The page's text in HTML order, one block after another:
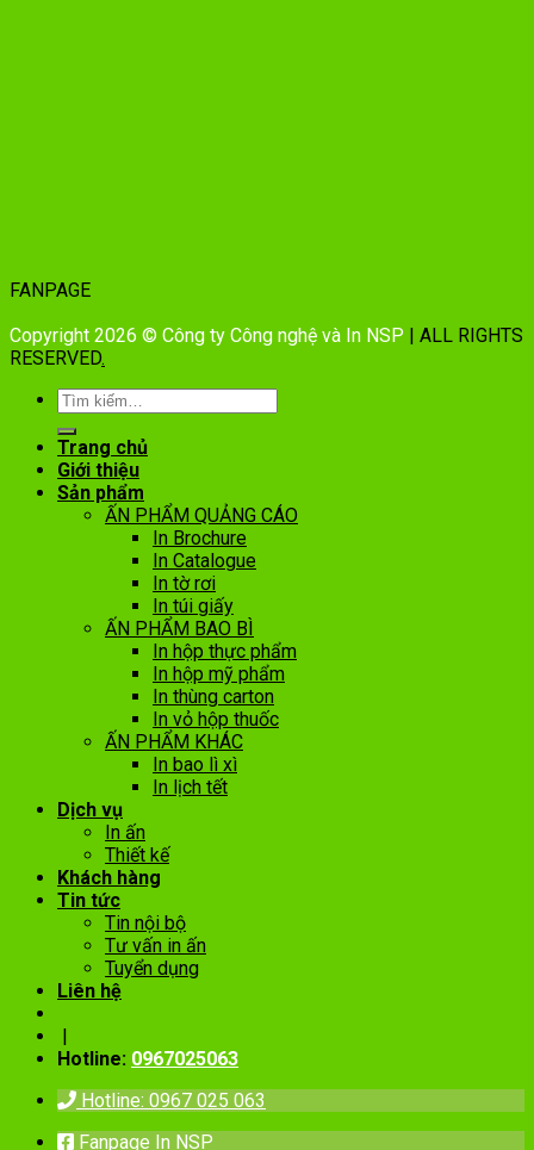
FANPAGE
Copyright 2026 © Công ty Công nghệ và In NSP | ALL RIGHTS
RESERVED.
Trang chủ
Giới thiệu
Sản phẩm
ẤN PHẨM QUẢNG CÁO
In Brochure
In Catalogue
In tờ rơi
In túi giấy
ẤN PHẨM BAO BÌ
In hộp thực phẩm
In hộp mỹ phẩm
In thùng carton
In vỏ hộp thuốc
ẤN PHẨM KHÁC
In bao lì xì
In lịch tết
Dịch vụ
In ấn
Thiết kế
Khách hàng
Tin tức
Tin nội bộ
Tư vấn in ấn
Tuyển dụng
Liên hệ
|
Hotline: 0967025063
Hotline: 0967 025 063
Fanpage In NSP